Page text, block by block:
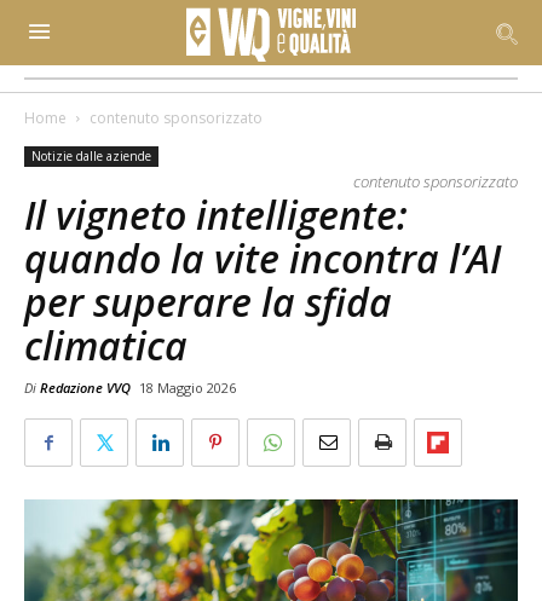
Home contenuto sponsorizzato
Notizie dalle aziende
contenuto sponsorizzato
Il vigneto intelligente:
quando la vite incontra l’AI
per superare la sfida
climatica
Di Redazione VVQ 18 Maggio 2026